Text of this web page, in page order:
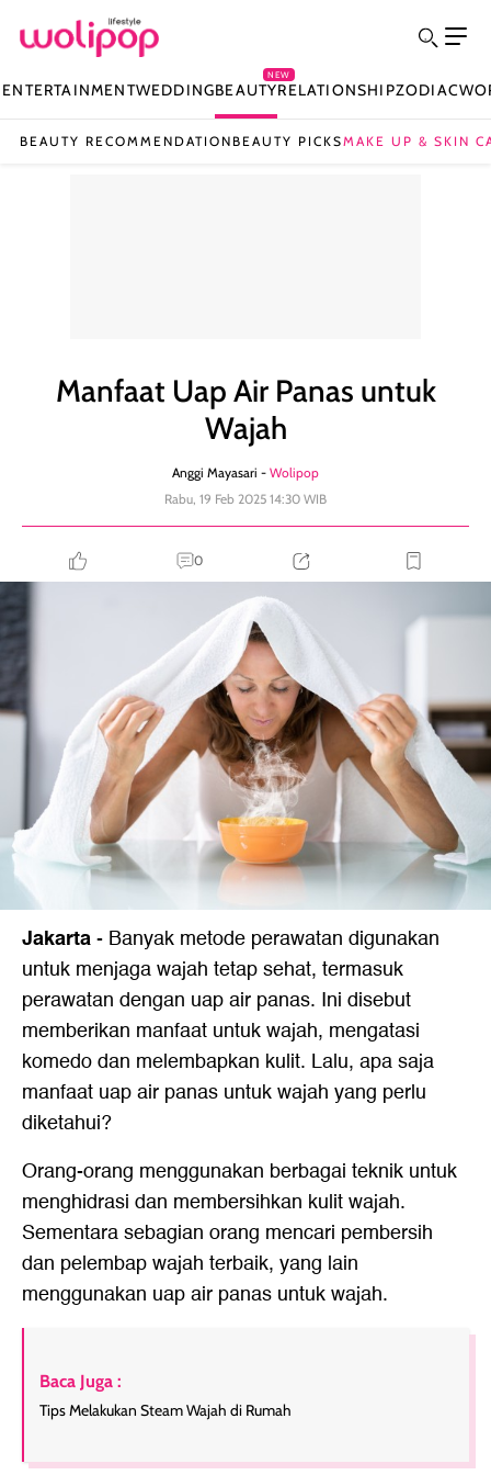
ENTERTAINMENTWEDDINGBEAUTY
NEW
RELATIONSHIPZODIAC
BEAUTY RECOMMENDATION BEAUTY PICKSMAKE UP & SKIN
Manfaat Uap Air Panas untuk
Wajah
Anggi Mayasari - Wolipop
Rabu, 19 Feb 2025 14:30 WIB
0
Jakarta- Banyak metode perawatan digunakan
untuk menjaga wajah tetap sehat, termasuk
perawatan dengan uap air panas. Ini disebut
memberikan manfaat untuk wajah, mengatasi
komedo dan melembapkan kulit. Lalu, apa saja
manfaat uap air panas untuk wajah yang perlu
diketahui?
Orang-orang menggunakan berbagai teknik untuk
menghidrasi dan membersihkan kulit wajah.
Sementara sebagian orang mencari pembersih
dan pelembap wajah terbaik, yang lain
menggunakan uap air panas untuk wajah.
Baca Juga :
Tips Melakukan Steam Wajah di Rumah